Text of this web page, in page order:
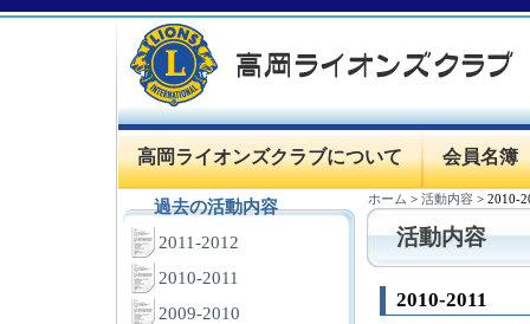
高岡ライオンズクラブについて 会員名簿
ホーム >活動内容 >2010-
活動内容
2010-2011
過去の活動内容
2011-2012
2010-2011
2009-2010